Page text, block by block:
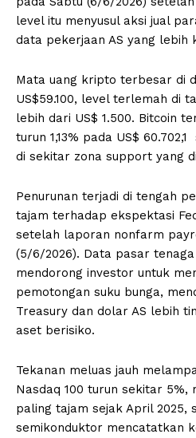
level itu menyusul aksi jual
data pekerjaan AS yang lebih
Mata uang kripto terbesar di
US$59.100, level terlemah di
lebih dari US$ 1.500. Bitcoin
turun 1,13% pada US$
di sekitar zona support yang
Penurunan terjadi di tengah
tajam terhadap ekspektasi
setelah laporan nonfarm
(5/6/2026). Data pasar
mendorong investor untuk
pemotongan suku bunga,
Treasury dan dolar AS lebih
aset berisiko.
Tekanan meluas jauh
Nasdaq 100 turun sekitar 5%,
paling tajam sejak April 2025,
semikonduktor mencatatkan